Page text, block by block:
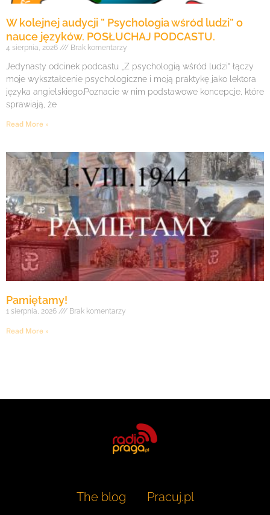
W kolejnej audycji ” Psychologia wśród ludzi” o
nauce języków. POSŁUCHAJ PODCASTU.
4 sierpnia, 2026 Brak komentarzy
Jedynasty odcinek podcastu „Z psychologią wśród ludzi” łączy
moje wykształcenie psychologiczne i moją praktykę jako lektora
języka angielskiego.Poznacie w nim podstawowe koncepcje, które
sprawiają, że
Read More »
Pamiętamy!
1 sierpnia, 2026 Brak komentarzy
Read More »
The blog Pracuj.pl